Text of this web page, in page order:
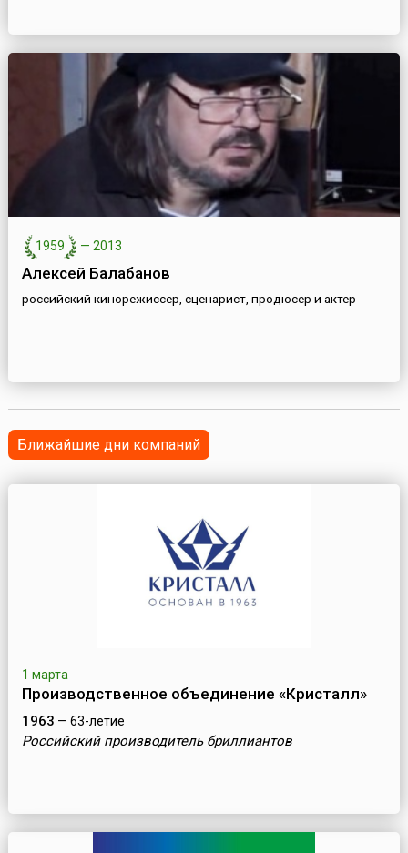
1959 — 2013
Алексей Балабанов
российский кинорежиссер, сценарист, продюсер и актер
Ближайшие дни компаний
1 марта
Производственное объединение «Кристалл»
1963 — 63-летие
Российский производитель бриллиантов